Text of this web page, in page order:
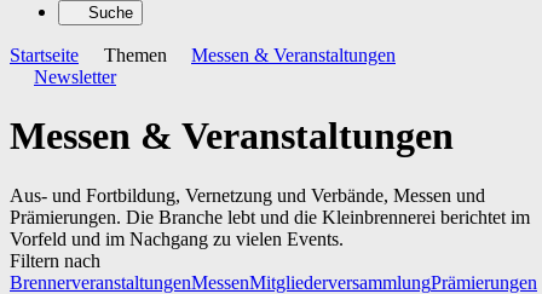
Suche
Startseite Themen
Messen & Veranstaltungen
Newsletter
Messen & Veranstaltungen
Aus- und Fortbildung, Vernetzung und Verbände, Messen und
Prämierungen. Die Branche lebt und die Kleinbrennerei berichtet im
Vorfeld und im Nachgang zu vielen Events.
Filtern nach
BrennerveranstaltungenMessenMitgliederversammlungPrämierungen